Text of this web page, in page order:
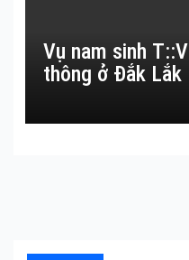
Vụ nam sinh
thông ở Đắk Lắk